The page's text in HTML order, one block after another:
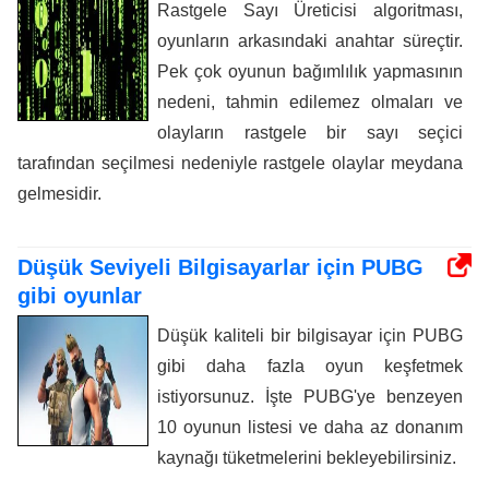
Rastgele Sayı Üreticisi algoritması,
oyunların arkasındaki anahtar süreçtir.
Pek çok oyunun bağımlılık yapmasının
nedeni, tahmin edilemez olmaları ve
olayların rastgele bir sayı seçici
tarafından seçilmesi nedeniyle rastgele olaylar meydana
gelmesidir.
Düşük Seviyeli Bilgisayarlar için PUBG
gibi oyunlar
Düşük kaliteli bir bilgisayar için PUBG
gibi daha fazla oyun keşfetmek
istiyorsunuz. İşte PUBG'ye benzeyen
10 oyunun listesi ve daha az donanım
kaynağı tüketmelerini bekleyebilirsiniz.